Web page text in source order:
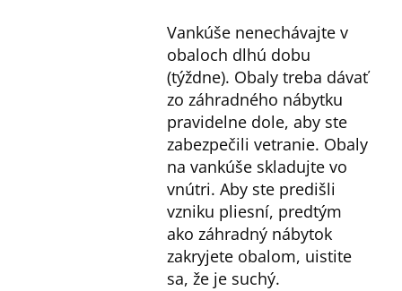
Vankúše nenechávajte v
obaloch dlhú dobu
(týždne). Obaly treba dávať
zo záhradného nábytku
pravidelne dole, aby ste
zabezpečili vetranie. Obaly
na vankúše skladujte vo
vnútri. Aby ste predišli
vzniku pliesní, predtým
ako záhradný nábytok
zakryjete obalom, uistite
sa, že je suchý.